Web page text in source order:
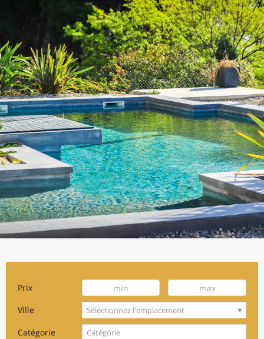
Biens vendus
Recherche
Prix
Ville
Sélectionnez l'emplacement
Catégorie